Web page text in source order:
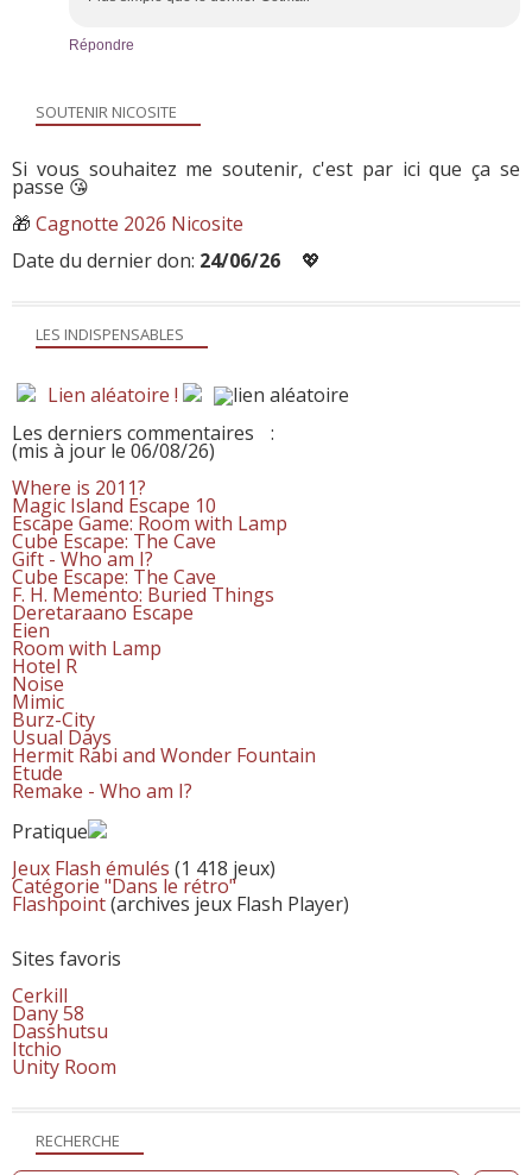
Répondre
RECHERCHE
LES INDISPENSABLES
Lien aléatoire !
Les derniers commentaires
:
(mis à jour le 06/08/26)
Where is 2011?
Magic Island Escape 10
Escape Game: Room with Lamp
Cube Escape: The Cave
Gift - Who am I?
Cube Escape: The Cave
F. H. Memento: Buried Things
Deretaraano Escape
Eien
Room with Lamp
Hotel R
Noise
Mimic
Burz-City
Usual Days
Hermit Rabi and Wonder Fountain
Etude
Remake - Who am I?
Pratique
Jeux Flash émulés (1 418 jeux)
Catégorie "Dans le rétro"
Flashpoint(archives jeux Flash Player)
Sites favoris
Cerkill
Dany 58
Dasshutsu
Itchio
Unity Room
SOUTENIR NICOSITE
Si vous souhaitez me soutenir, c'est par ici que ça se
passe 😘
🎁 Cagnotte 2026 Nicosite
Date du dernier don: 24/06/26 💖